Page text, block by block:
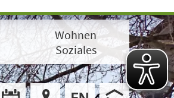
Wohnen
Soziales